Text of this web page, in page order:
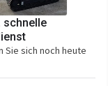
schnelle
Sie sich noch heute